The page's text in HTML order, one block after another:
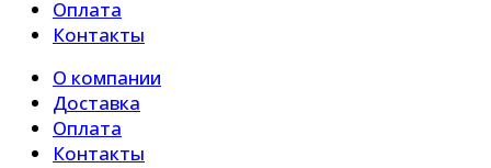
Оплата
Контакты
О компании
Доставка
Оплата
Контакты